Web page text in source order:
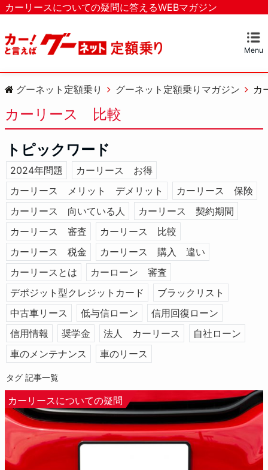
カーリースについての疑問に答えるWEBマガジン
Menu
グーネット定額乗り グーネット定額乗りマガジン カ
カーリース 比較
トピックワード
2024年問題
カーリース お得
カーリース メリット デメリット
カーリース 保険
カーリース 向いている人
カーリース 契約期間
カーリース 審査
カーリース 比較
カーリース 税金
カーリース 購入 違い
カーリースとは
カーローン 審査
デポジット型クレジットカード
ブラックリスト
中古車リース
低与信ローン
信用回復ローン
信用情報
奨学金 法人 カーリース
自社ローン
車のメンテナンス
車のリース
タグ 記事一覧
カーリースについての疑問